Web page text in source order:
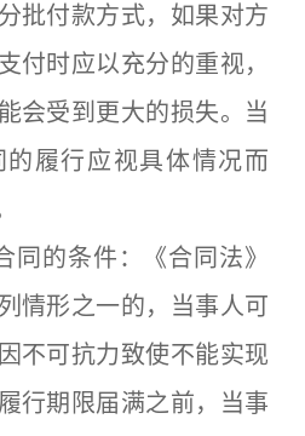
付款方式，如果对方
付时应以充分的重视，
会受到更大的损失。当
履行应视具体情况而
的条件：《合同法》
情形之一的，当事人可
不可抗力致使不能实现
行期限届满之前，当事